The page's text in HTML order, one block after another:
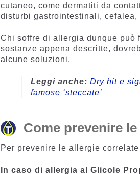
cutaneo, come dermatiti da
disturbi gastrointestinali,
Chi soffre di allergia dunque può
sostanze appena descritte,
alcune soluzioni.
Leggi anche:Dry hit e
famose ‘steccate’
Come prevenire
Per prevenire le allergie
In caso di allergia al Glicole